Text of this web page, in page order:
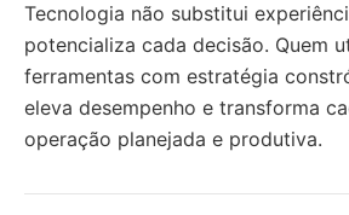
Tecnologia não substitui
potencializa cada decisão. Quem
ferramentas com estratégia
eleva desempenho e transforma
operação planejada e produtiva.